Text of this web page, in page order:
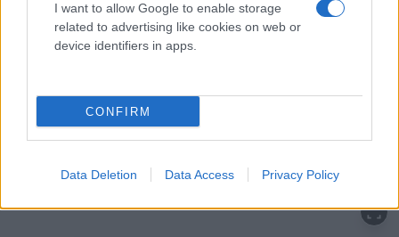
I want to allow Google to enable storage
related to advertising like cookies on web or
device identifiers in apps.
CONFIRM
Data Deletion Data Access Privacy Policy